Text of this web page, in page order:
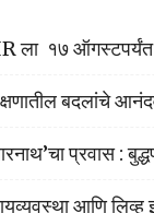
Fans
ला १७ ऑगस्टपर्यंत
बदलांचे
प्रवास :
आणि लिव्ह